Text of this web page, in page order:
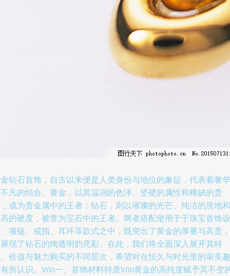
钻石首饰，自古以来便是人类身份与地位的象征，代表着奢华
凡的结合。黄金，以其温润的色泽、坚硬的属性和稀缺的贵
成为贵金属中的王者；钻石，则以璀璨的光芒、纯洁的质地和
的硬度，被誉为宝石中的王者。两者搭配使用于于珠宝首饰设
项链、戒指、耳环等款式之中，既突出了黄金的厚重与高贵，
现了钻石的绚透明韵亮彩。在此，我们将全面深入展开其特
价值与魅力购买的不同层次，希望对在恒久与时光里的审美趣
所认识。\n\n一、首饰材料特质\n\n黄金的高纯度赋予其不变